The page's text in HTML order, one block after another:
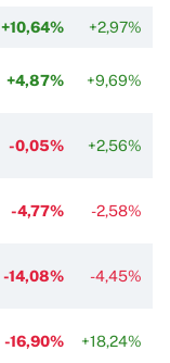
+10,64% +2,97%
+4,87% +9,69%
-0,05% +2,56%
-4,77% -2,58%
-14,08% -4,45%
-16,90% +18,24%